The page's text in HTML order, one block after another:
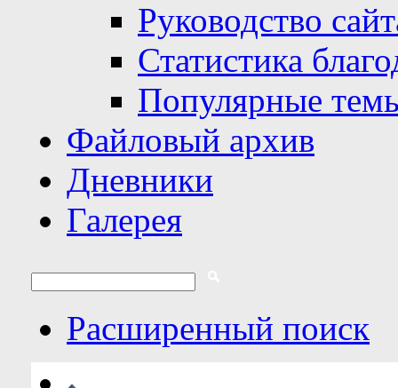
Руководство
Статистика
Популярные
Файловый архив
Дневники
Галерея
Расширенный поиск